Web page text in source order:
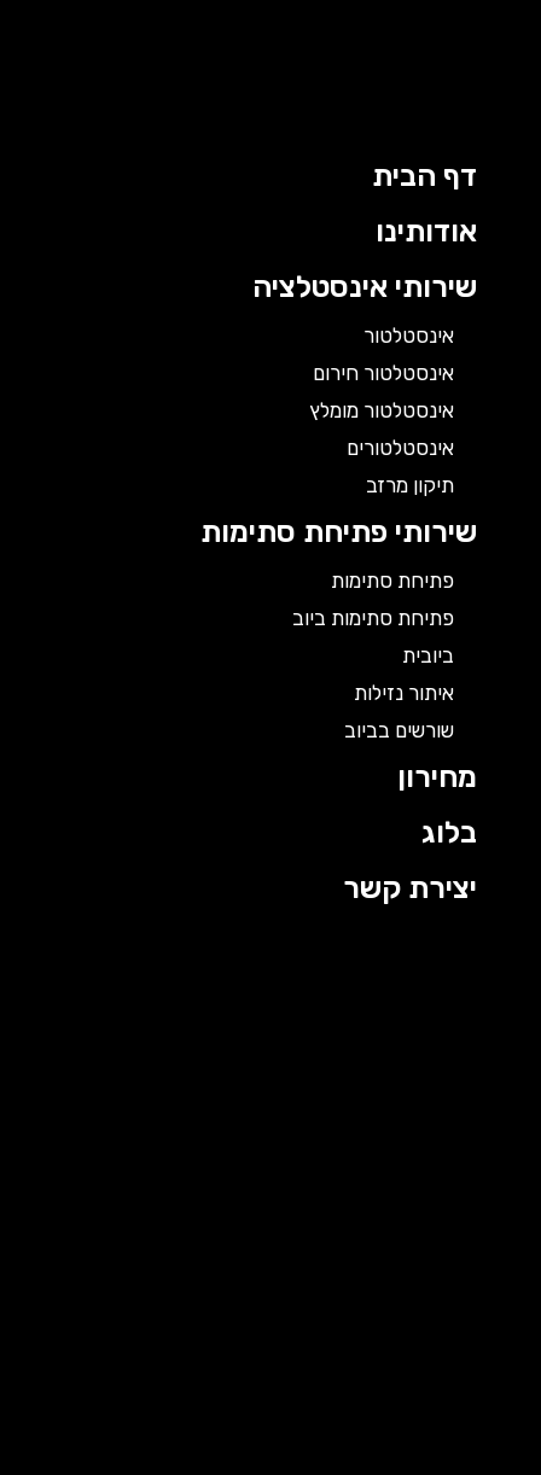
דף הבית
אודותינו
שירותי אינסטלציה
אינסטלטור
אינסטלטור חירום
אינסטלטור מומלץ
אינסטלטורים
תיקון מרזב
שירותי פתיחת סתימות
פתיחת סתימות
פתיחת סתימות ביוב
ביובית
איתור נזילות
שורשים בביוב
מחירון
בלוג
יצירת קשר